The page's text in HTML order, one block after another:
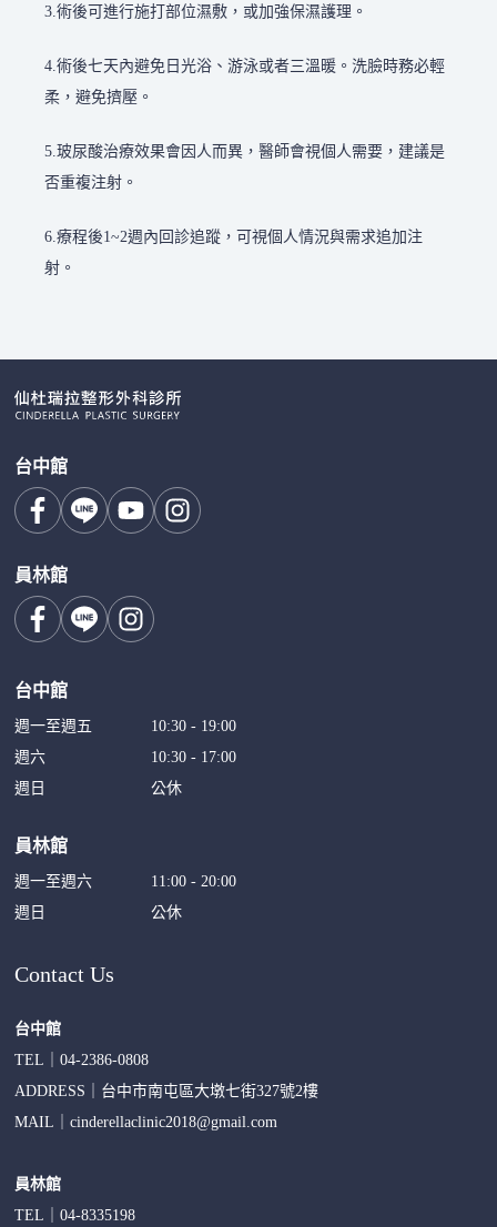
3.術後可進行施打部位濕敷，或加強保濕護理。
4.術後七天內避免日光浴、游泳或者三溫暖。洗臉時務必輕
柔，避免擠壓。
5.玻尿酸治療效果會因人而異，醫師會視個人需要，建議是
否重複注射。
6.療程後1~2週內回診追蹤，可視個人情況與需求追加注
射。
台中館
員林館
Contact Us
台中館
TEL｜04-2386-0808
ADDRESS｜ 台中市南屯區大墩七街327號2樓
MAIL｜cinderellaclinic2018@gmail.com
員林館
TEL｜04-8335198
台中館
週一至週五
週六
週日
10:30 - 19:00
10:30 - 17:00
公休
員林館
週一至週六
週日
11:00 - 20:00
公休